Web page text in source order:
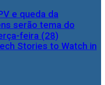
Stories to Watch in
e queda da
serão tema do
feira (28)